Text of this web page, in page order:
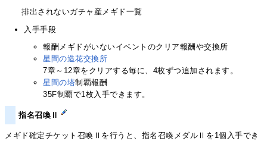
排出されないガチャ産メギド一覧
入手手段
報酬メギドがいないイベントのクリア報酬や交換所
星間の造花交換所
7章～12章をクリアする毎に、4枚ずつ追加されます。
星間の塔制覇報酬
35F制覇で1枚入手できます。
指名召喚Ⅱ
メギド確定チケット召喚Ⅱを行うと、指名召喚メダルⅡを1個入手でき